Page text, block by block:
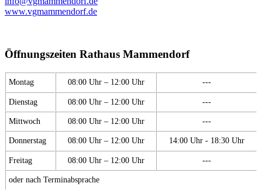
www.vgmammendorf.de
Öffnungszeiten Rathaus Mammendorf
Montag 08:00 Uhr – 12:00 Uhr ---
Dienstag 08:00 Uhr – 12:00 Uhr ---
Mittwoch 08:00 Uhr – 12:00 Uhr ---
Donnerstag 08:00 Uhr – 12:00 Uhr 14:00 Uhr - 18:30 Uhr
Freitag 08:00 Uhr – 12:00 Uhr ---
oder nach Terminabsprache